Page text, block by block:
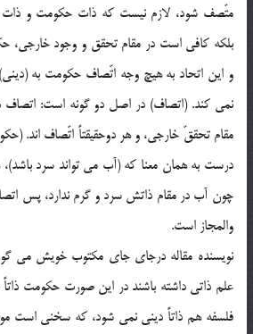
متّصف شود، لازم نيست كه ذات حكومت و ذات
بلكه كافي است در مقام تحقق و وجود خارجي،
و اين اتحاد به هيچ وجه اتّصاف حكومت به
نمي كند. (اتصاف) در اصل دو گونه است: اتصاف
مقام تحققّ خارجي، و هر دوحقيقتاً اتّصاف اند.
درست به همان معنا كه (آب مي تواند سرد
چون آب در مقام ذاتش سرد و گرم ندارد، پس
والمجاز است.
نويسنده مقاله درجاي جاي مكتوب خويش مي
علم ذاتي داشته باشند در اين صورت حكومت
فلسفه هم ذاتاً ديني نمي شود، كه سخني است